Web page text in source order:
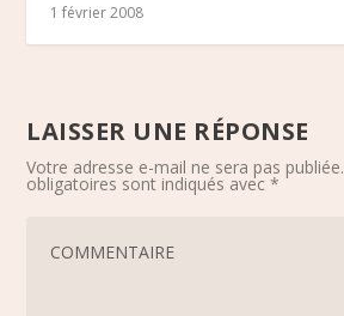
1 février 2008
LAISSER UNE RÉPONSE
Votre adresse e-mail ne sera pas publiée.
obligatoires sont indiqués avec*